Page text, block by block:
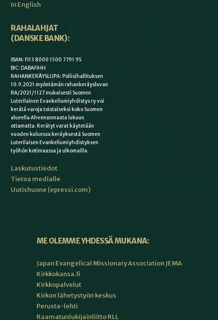
In English
RAHALAHJAT
(DANSKE BANK):
IBAN: FI13 8000 1500 7791 95
BIC: DABAFIHH
RAHANKERÄYSLUPA: Poliisihallituksen
10.9.2021 myöntämän rahankeräysluvan
RA/2021/1127 mukaisesti Suomen
Luterilainen Evankeliumiyhdistys ry voi
kerätä varoja toistaiseksi koko Suomen
alueella Ahvenanmaata lukuun
ottamatta. Kerätyt varat käytetään
vuoden kuluessa keräyksestä Suomen
Luterilaisen Evankeliumiyhdistyksen
työhön kotimaassa ja ulkomailla.
Laskutustiedot
Tietoa medialle
Uutishuone (epressi.com)
ME OLEMME YHDESSÄ MUKANA:
Japan Evangelical Missionary Association JEMA
Kirkkokansa.fi
Kirkkopalvelut
Kirkon lähetystyön keskus
Perusta-lehti
Raamatunlukijainliitto RLL